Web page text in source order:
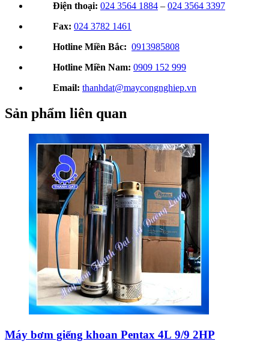
Điện thoại: 024 3564 1884 – 024 3564 3397
Fax: 024 3782 1461
Hotline Miền Bắc: 0913985808
Hotline Miền Nam: 0909 152 999
Email: thanhdat@maycongnghiep.vn
Sản phẩm liên quan
Máy bơm giếng khoan Pentax 4L 9/9 2HP